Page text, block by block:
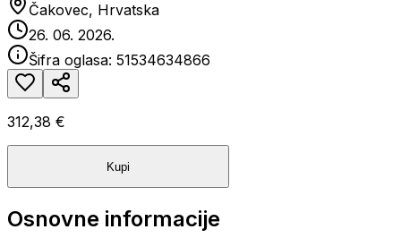
Čakovec, Hrvatska
26. 06. 2026.
Šifra oglasa: 51534634866
312,38 €
Kupi
Osnovne informacije